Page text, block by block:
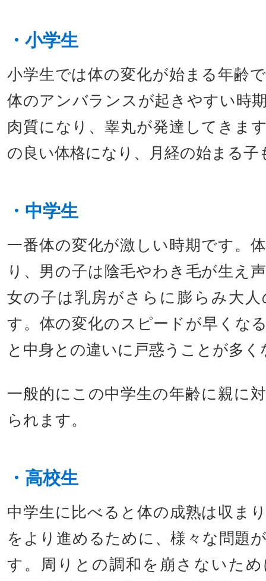
・小学生
小学生では体の変化が始まる年齢
体のアンバランスが起きやすい時
肉質になり、睾丸が発達してきま
の良い体格になり、月経の始まる子
・中学生
一番体の変化が激しい時期です。
り、男の子は陰毛やわき毛が生え
女の子は乳房がさらに膨らみ大
す。体の変化のスピードが早くな
と中身との違いに戸惑うことが多く
一般的にこの中学生の年齢に親に
られます。
・高校生
中学生に比べると体の成熟は収ま
をより進めるために、様々な問題
す。周りとの調和を崩さないた